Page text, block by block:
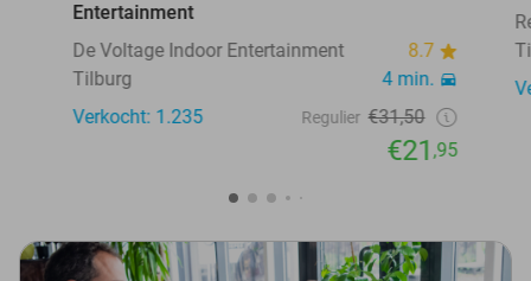
Entertainment
De Voltage Indoor Entertainment
8.7
Tilburg
4 min.
Verkocht: 1.235
Regulier €31,50
€21,95